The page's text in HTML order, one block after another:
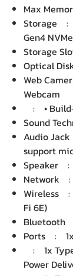
Max
Storage :
Gen4
Storage
Optical
Web
Webcam
: •
Sound
Audio
support
Speaker :
Network :
Wireless :
Fi 6E)
Bluetooth
Ports : 1x
: 1x
Power